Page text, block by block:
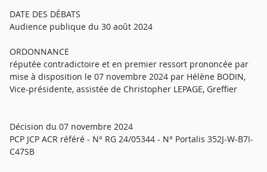
DATE DES DÉBATS
Audience publique du 30 août 2024
ORDONNANCE
réputée contradictoire et en premier ressort prononcée par
mise à disposition le 07 novembre 2024 par Hélène BODIN,
Vice-présidente, assistée de Christopher LEPAGE, Greffier
Décision du 07 novembre 2024
PCP JCP ACR référé - N° RG 24/05344 - N° Portalis 352J-W-B7I-
C47SB